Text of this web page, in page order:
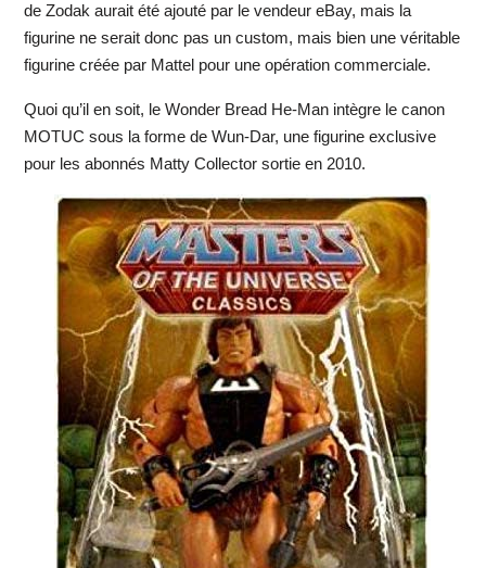
de Zodak aurait été ajouté par le vendeur eBay, mais la
figurine ne serait donc pas un custom, mais bien une véritable
figurine créée par Mattel pour une opération commerciale.
Quoi qu’il en soit, le Wonder Bread He-Man intègre le canon
MOTUC sous la forme de Wun-Dar, une figurine exclusive
pour les abonnés Matty Collector sortie en 2010.